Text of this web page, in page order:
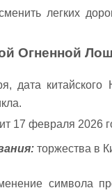
легких
Огненной
дата
17 февраля 2026
торжества в
символа